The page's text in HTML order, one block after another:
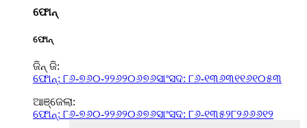
ଫୋନ୍
ଫୋନ୍
ଜିନ୍ ଜି:
ଫୋନ୍: ୮୬-୭୬୦-୨୨୬୨୦୬୭୬ସାଂସଦ: ୮୬-୧୩୬୩୧୧୬୧୦୫୩
ଆଞ୍ଜେଲା:
ଫୋନ୍: ୮୬-୭୬୦-୨୨୬୨୦୬୭୬ସାଂସଦ: ୮୬-୧୩୫୨୮୨୬୬୬୧୨